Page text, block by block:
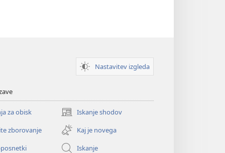
Nastavitev izgleda
za obisk Iskanje shodov
(odpre
novo
okno)
zborovanje
Kaj je novega
Iskanje